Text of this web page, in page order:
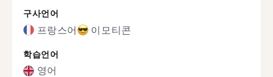
구사언어
프랑스어 이모티콘
학습언어
영어